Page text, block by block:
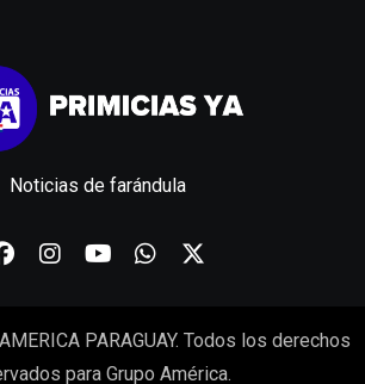
Noticias de farándula
PARAGUAY. Todos los derechos
para Grupo América.